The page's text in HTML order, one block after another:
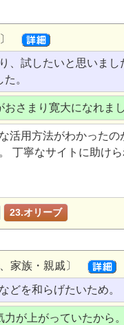
〕
、試したいと思いま
。
さまり寛大になれまし
活用方法がわかった
丁寧なサイトに助け
23.オリーブ
家族・親戚〕
どを和らげたいため。
が上がっていたから。